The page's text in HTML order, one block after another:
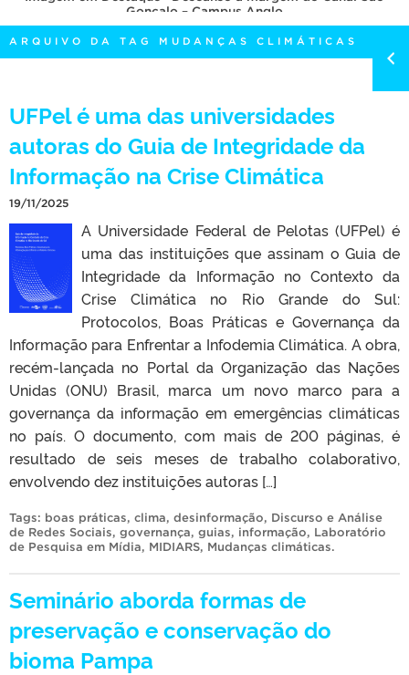
PORTARIAS
TELEFONES
Gonçalo – Campus Anglo
ARQUIVO DA TAG MUDANÇAS CLIMÁTICAS
UFPel é uma das universidades
autoras do Guia de Integridade da
Informação na Crise Climática
19/11/2025
A Universidade Federal de Pelotas (UFPel) é
uma das instituições que assinam o Guia de
Integridade da Informação no Contexto da
Crise Climática no Rio Grande do Sul:
Protocolos, Boas Práticas e Governança da
Informação para Enfrentar a Infodemia Climática. A obra,
recém-lançada no Portal da Organização das Nações
Unidas (ONU) Brasil, marca um novo marco para a
governança da informação em emergências climáticas
no país. O documento, com mais de 200 páginas, é
resultado de seis meses de trabalho colaborativo,
envolvendo dez instituições autoras […]
Tags: boas práticas, clima, desinformação, Discurso e Análise
de Redes Sociais, governança, guias, informação, Laboratório
de Pesquisa em Mídia, MIDIARS, Mudanças climáticas.
Seminário aborda formas de
preservação e conservação do
bioma Pampa